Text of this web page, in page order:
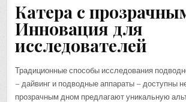
Катера с
Инновация для
исследователей
Традиционные способы исследования
– дайвинг и подводные аппараты – доступны
прозрачным дном предлагают уникальную